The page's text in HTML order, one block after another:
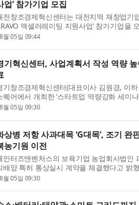
업’ 참가기업 모집
전창조경제혁신센터는 대전지역 재창업기
액셀러레이팅 지원사업’ 참가기업을
업은 대전지역 재창업기업을 발굴해 정밀
월 05일 09:44
기혁신센터, 사업계획서 작성 역량
기창조경제혁신센터(대표이사 김원경, 이
퀘어에서 개최한 ‘스타트업 역량강화 세미
나는 예비·초기 창업자의 사업계획서 작성
월 05일 09:30
상병 저항 사과대목 ‘G대목’, 조기 완
농기원 이전
인터즈앤벤처스의 보육기업 농업회사법인
배양 특허 통상실시 계약을 체결했다고 밝
내 대량증식 배양 방법’에 대한 조직배양
월 05일 09:30